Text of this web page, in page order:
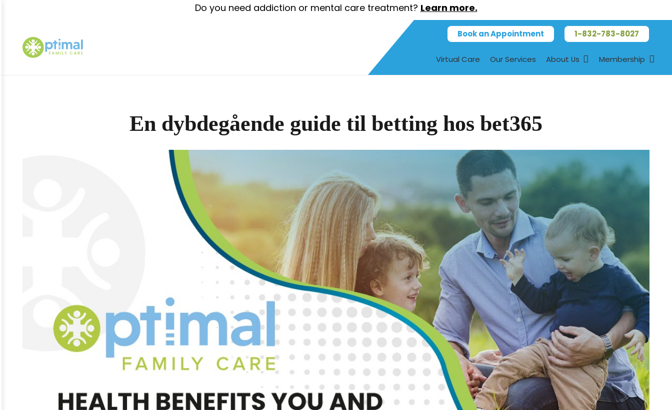
Do you need addiction or mental care treatment? Learn more.
Book an Appointment 1-832-783-8027
Virtual Care Our Services About Us Membership
En dybdegående guide til betting hos bet365